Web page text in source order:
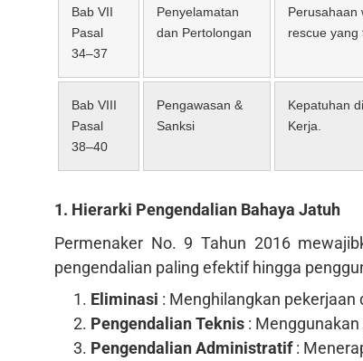
Bab VII
Pasal
34–37
Penyelamatan
dan Pertolongan
Perusahaan
rescue yang
Bab VIII
Pasal
38–40
Pengawasan &
Sanksi
Kepatuhan
Kerja.
1. Hierarki Pengendalian Bahaya Jatuh
Permenaker No. 9 Tahun 2016
pengendalian paling efektif hingga
Eliminasi : Menghilangkan
Pengendalian Teknis :
Pengendalian Administratif: